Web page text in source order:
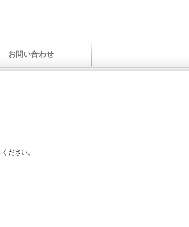
お問い合わせ
ださい。